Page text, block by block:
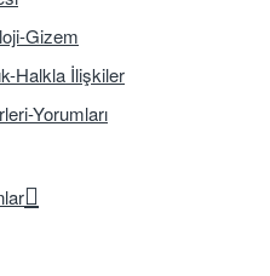
Gizem
Halkla İlişkiler
Yorumları